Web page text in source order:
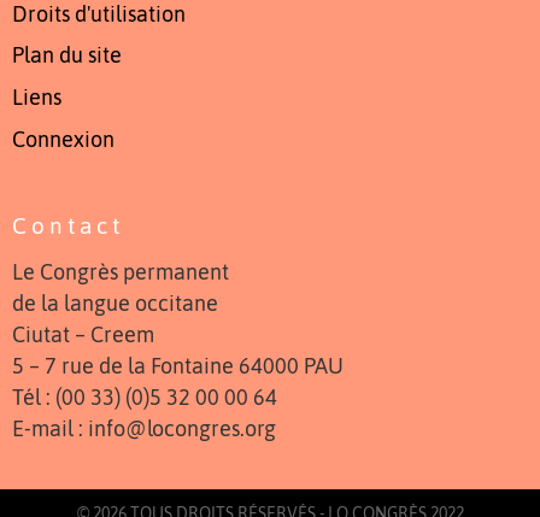
Droits d'utilisation
Plan du site
Liens
Connexion
Contact
Le Congrès permanent
de la langue occitane
Ciutat – Creem
5 – 7 rue de la Fontaine 64000 PAU
Tél : (00 33) (0)5 32 00 00 64
E-mail : info@locongres.org